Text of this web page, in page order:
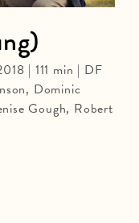
| 111 min | DF
Dominic
Gough, Robert